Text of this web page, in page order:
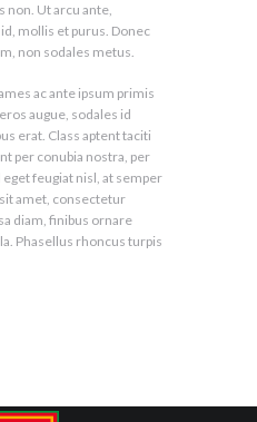
Ut arcu ante,
mollis et purus. Donec
non sodales metus.
ac ante ipsum primis
augue, sodales id
erat. Class aptent taciti
per conubia nostra, per
feugiat nisl, at semper
amet, consectetur
diam, finibus ornare
Phasellus rhoncus turpis